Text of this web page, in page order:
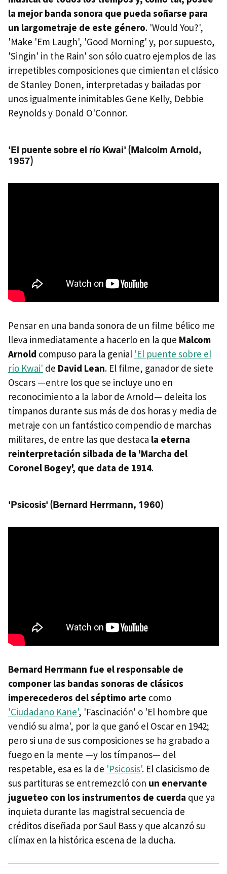
la mejor banda sonora que pueda soñarse para
un largometraje de este género. 'Would You?',
'Make 'Em Laugh', 'Good Morning' y, por supuesto,
'Singin' in the Rain' son sólo cuatro ejemplos de las
irrepetibles composiciones que cimientan el clásico
de Stanley Donen, interpretadas y bailadas por
unos igualmente inimitables Gene Kelly, Debbie
Reynolds y Donald O'Connor.
'El puente sobre el río Kwai' (Malcolm Arnold,
1957)
Pensar en una banda sonora de un filme bélico me
lleva inmediatamente a hacerlo en la que Malcom
Arnold compuso para la genial 'El puente sobre el
río Kwai' de David Lean. El filme, ganador de siete
Oscars —entre los que se incluye uno en
reconocimiento a la labor de Arnold— deleita los
tímpanos durante sus más de dos horas y media de
metraje con un fantástico compendio de marchas
militares, de entre las que destaca la eterna
reinterpretación silbada de la 'Marcha del
Coronel Bogey', que data de 1914.
'Psicosis' (Bernard Herrmann, 1960)
Bernard Herrmann fue el responsable de
componer las bandas sonoras de clásicos
imperecederos del séptimo arte como
'Ciudadano Kane', 'Fascinación' o 'El hombre que
vendió su alma', por la que ganó el Oscar en 1942;
pero si una de sus composiciones se ha grabado a
fuego en la mente —y los tímpanos— del
respetable, esa es la de 'Psicosis'. El clasicismo de
sus partituras se entremezcló con un enervante
jugueteo con los instrumentos de cuerda que ya
inquieta durante las magistral secuencia de
créditos diseñada por Saul Bass y que alcanzó su
clímax en la histórica escena de la ducha.